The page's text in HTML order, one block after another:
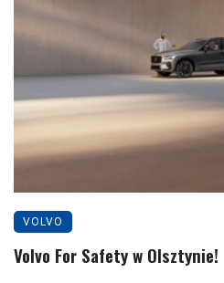
VOLVO
Volvo For Safety w Olsztynie!